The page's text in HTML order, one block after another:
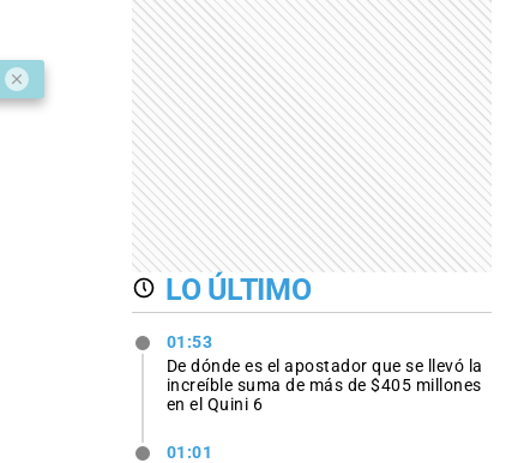
LO ÚLTIMO
01:53
De dónde es el apostador que se llevó la
increíble suma de más de $405 millones
en el Quini 6
01:01